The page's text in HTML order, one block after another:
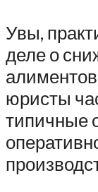
Увы,
деле о
юристы
типичные